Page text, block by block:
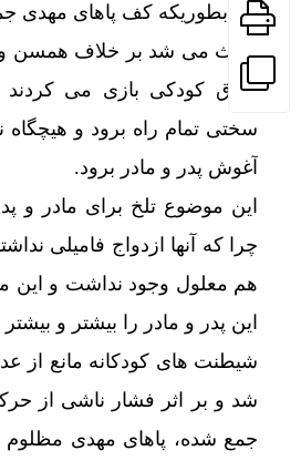
بود بطوریکه کف پاهای مهدی
باعث می شد بر خلاف همسن
شوق کودکی بازی می کردند
سختی تمام راه برود و هیچگاه
آغوش پدر و مادر برود.
این موضوع تلخ برای مادر و
چرا که آنها ازدواج فامیلی
هم معلول وجود نداشت و این
این پدر و مادر را بیشتر و
شیطنت های کودکانه مانع از
شد و بر اثر فشار ناشی از
جمع شده، پاهای مهدی